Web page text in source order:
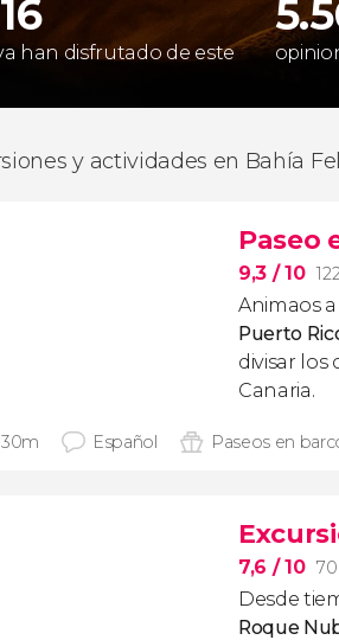
han disfrutado de este
y actividades en Bahía
Paseo
9,3 / 10
Animaos a
Puerto
divisar los
Canaria.
Español Paseos en
7,6 / 10
Desde
Roque